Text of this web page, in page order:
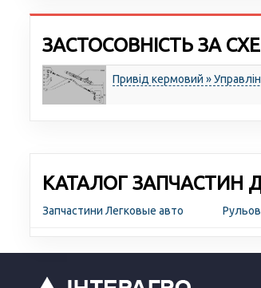
ЗАСТОСОВНІСТЬ ЗА
Привід кермовий »
КАТАЛОГ ЗАПЧАСТИН
Запчастини Легковые авто